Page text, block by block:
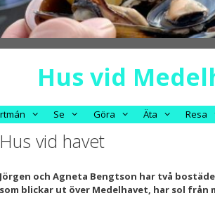
Hus vid
Se Göra Äta Resa
Hus vid havet
Jörgen och Agneta Bengtson har två
som blickar ut över Medelhavet, har sol från